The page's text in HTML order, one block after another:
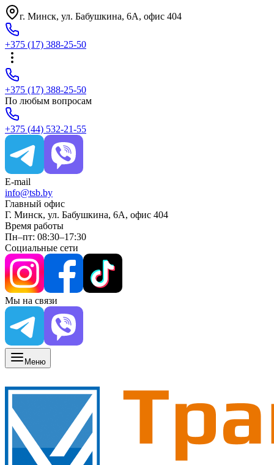
г. Минск, ул. Бабушкина, 6A, офис 404
+375 (17) 388-25-50
+375 (17) 388-25-50
По любым вопросам
+375 (44) 532-21-55
E-mail
info@tsb.by
Главный офис
Г. Минск, ул. Бабушкина, 6A, офис 404
Время работы
Пн–пт: 08:30–17:30
Социальные сети
Мы на связи
Меню